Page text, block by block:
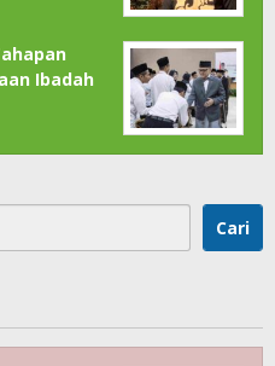
Ibadah
Cari